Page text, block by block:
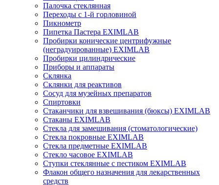
Палочка стеклянная
Переходы с 1-й горловиной
Пикнометр
Пипетка Пастера EXIMLAB
Пробирки конические центрифужные
(неградуированные) EXIMLAB
Пробирки цилиндрические
Приборы и аппараты
Склянка
Склянки для реактивов
Сосуд для музейных препаратов
Спиртовки
Стаканчики для взвешивания (бюксы) EXIMLAB
Стаканы EXIMLAB
Стекла для замешивания (стоматологические)
Стекла покровные EXIMLAB
Стекла предметные EXIMLAB
Стекло часовое EXIMLAB
Ступки стеклянные с пестиком EXIMLAB
Флакон общего назначения для лекарственных
средств